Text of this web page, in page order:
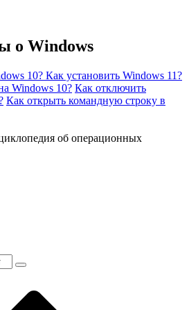
о Windows
10? Как установить Windows 11?
Windows 10? Как отключить
Как открыть командную строку в
об операционных